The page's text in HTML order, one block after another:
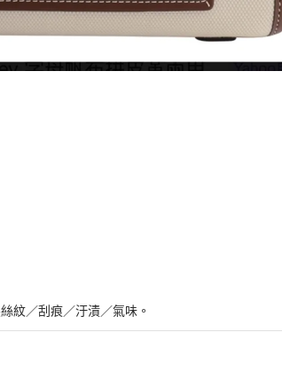
紋／刮痕／汙漬／氣味。